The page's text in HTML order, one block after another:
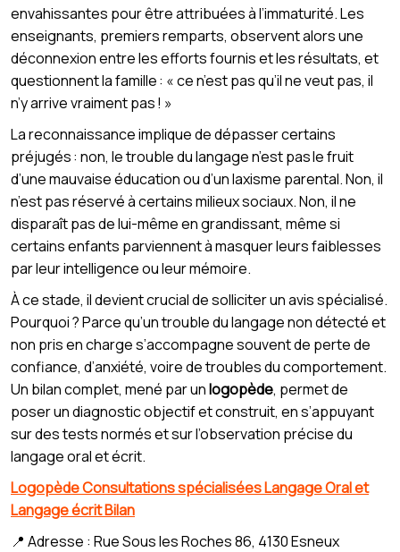
envahissantes pour être attribuées à l’immaturité. Les
enseignants, premiers remparts, observent alors une
déconnexion entre les efforts fournis et les résultats, et
questionnent la famille : « ce n’est pas qu’il ne veut pas, il
n’y arrive vraiment pas ! »
La reconnaissance implique de dépasser certains
préjugés : non, le trouble du langage n’est pas le fruit
d’une mauvaise éducation ou d’un laxisme parental. Non, il
n’est pas réservé à certains milieux sociaux. Non, il ne
disparaît pas de lui-même en grandissant, même si
certains enfants parviennent à masquer leurs faiblesses
par leur intelligence ou leur mémoire.
À ce stade, il devient crucial de solliciter un avis spécialisé.
Pourquoi ? Parce qu’un trouble du langage non détecté et
non pris en charge s’accompagne souvent de perte de
confiance, d’anxiété, voire de troubles du comportement.
Un bilan complet, mené par unlogopède, permet de
poser un diagnostic objectif et construit, en s’appuyant
sur des tests normés et sur l’observation précise du
langage oral et écrit.
Logopède Consultations spécialisées Langage Oral et
Langage écrit Bilan
📍 Adresse : Rue Sous les Roches 86, 4130 Esneux